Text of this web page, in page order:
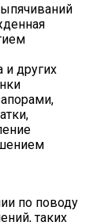
и других
по поводу
таких